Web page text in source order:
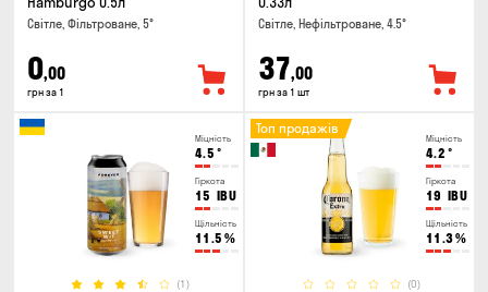
Світле, Фільтроване, 5°
0,00
грн за 1
Світле, Нефільтроване, 4.5°
37,00
грн за 1 шт
Міцність
4.5 °
Гіркота
15 IBU
Щільність
11.5 %
(1)
Міцність
4.2 °
Гіркота
19 IBU
Щільність
11.3%
(0)
Топ продажів